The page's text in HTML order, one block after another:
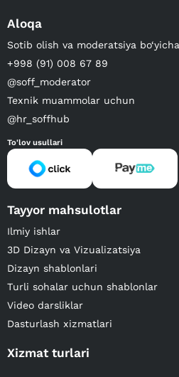
Aloqa
Sotib olish va moderatsiya bo‘yicha
+998 (91) 008 67 89
@soff_moderator
Texnik muammolar uchun
@hr_soffhub
To'lov usullari
Tayyor mahsulotlar
Ilmiy ishlar
3D Dizayn va Vizualizatsiya
Dizayn shablonlari
Turli sohalar uchun shablonlar
Video darsliklar
Dasturlash xizmatlari
Xizmat turlari